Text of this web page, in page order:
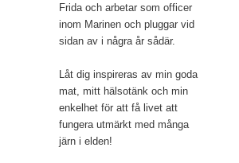
Frida och arbetar som officer
inom Marinen och pluggar vid
sidan av i några år sådär.
Låt dig inspireras av min goda
mat, mitt hälsotänk och min
enkelhet för att få livet att
fungera utmärkt med många
järn i elden!